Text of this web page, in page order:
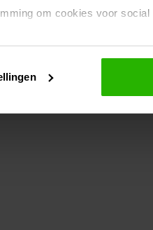
om cookies voor
worden geplaatst. Je kunt je